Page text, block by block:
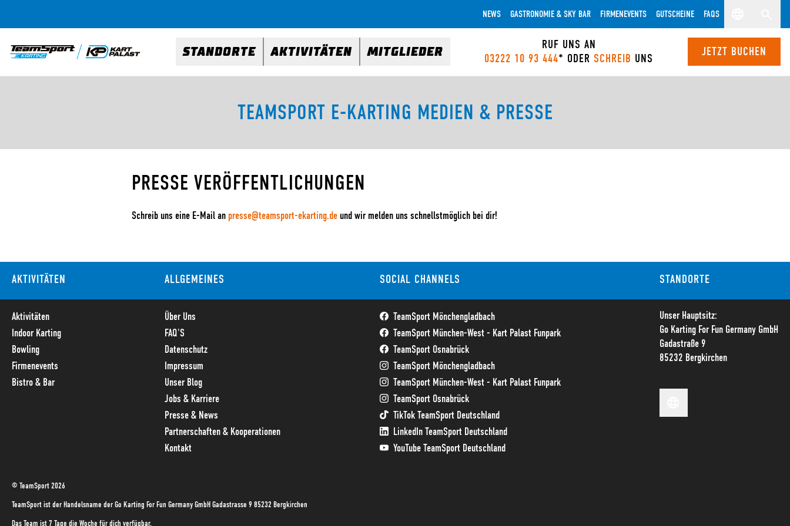
NEWS GASTRONOMIE & SKY BAR FIRMENEVENTS GUTSCHEINE FAQS
STANDORTE AKTIVITÄTEN MITGLIEDER
RUF UNS AN
03222 10 93 444* ODER SCHREIB UNS
JETZT BUCHEN
TEAMSPORT E-KARTING MEDIEN & PRESSE
PRESSE VERÖFFENTLICHUNGEN
Schreib uns eine E-Mail an presse@teamsport-ekarting.de und wir melden uns schnellstmöglich bei dir!
AKTIVITÄTEN
Aktivitäten
Indoor Karting
Bowling
Firmenevents
Bistro & Bar
ALLGEMEINES
Über Uns
FAQ'S
Datenschutz
Impressum
Unser Blog
Jobs & Karriere
Presse & News
Partnerschaften & Kooperationen
Kontakt
SOCIAL CHANNELS
TeamSport Mönchengladbach
TeamSport München-West - Kart Palast Funpark
TeamSport Osnabrück
TeamSport Mönchengladbach
TeamSport München-West - Kart Palast Funpark
TeamSport Osnabrück
TikTok TeamSport Deutschland
LinkedIn TeamSport Deutschland
YouTube TeamSport Deutschland
STANDORTE
Unser Hauptsitz:
Go Karting For Fun Germany GmbH
Gadastraße 9
85232 Bergkirchen
© TeamSport 2026
TeamSport ist der Handelsname der Go Karting For Fun Germany GmbH Gadastrasse 9 85232 Bergkirchen
Das Team ist 7 Tage die Woche für dich verfügbar.